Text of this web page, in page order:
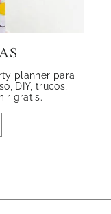
planner para
DIY, trucos,
gratis.